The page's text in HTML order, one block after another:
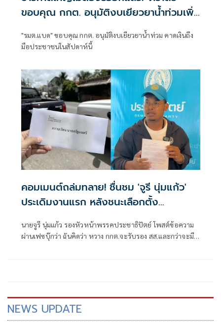
ขอบคุณ กกต. อนุมัติงบเยียวยาน้ำท่วมเพิ่ม
"รมต.แบด" ขอบคุณ กกต. อนุมัติงบเยียวยาน้ำท่วม คาดเงินถึง
มือประชาชนในสัปดาห์นี้
คอมเมนต์ถล่มทลาย! ชื่นชม 'จูรี นุ่มแก้ว'
ประเดิมงานแรก หลังชนะเลือกตั้ง
นายจูรี นุ่มแก้ว รองหัวหน้าพรรคประชาธิปัตย์ โพสต์ข้อความ
ผ่านเฟซบุ๊กว่า ฉันคิดว่า หวาง กกต.จะรับรอง สส.และกว่าจะมี
NEWS UPDATE